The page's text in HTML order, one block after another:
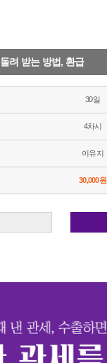
려 받는 방법, 환급
30일
4차시
이유지
30,000원